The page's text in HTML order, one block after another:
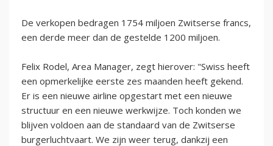
De verkopen bedragen 1754 miljoen Zwitserse francs,
een derde meer dan de gestelde 1200 miljoen.
Felix Rodel, Area Manager, zegt hierover: "Swiss heeft
een opmerkelijke eerste zes maanden heeft gekend.
Er is een nieuwe airline opgestart met een nieuwe
structuur en een nieuwe werkwijze. Toch konden we
blijven voldoen aan de standaard van de Zwitserse
burgerluchtvaart. We zijn weer terug, dankzij een